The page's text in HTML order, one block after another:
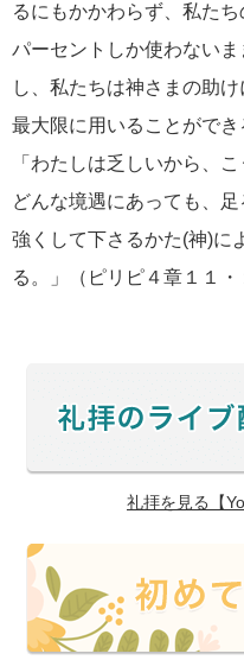
るにもかかわらず、私た
パーセントしか使わない
し、私たちは神さまの助
最大限に用いることができ
「わたしは乏しいから、
どんな境遇にあっても、
強くして下さるかた(神)に
る。」（ピリピ４章１１・
礼拝を見る【